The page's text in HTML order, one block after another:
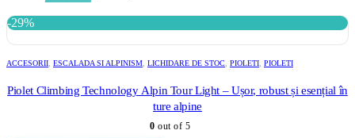
-29%
ACCESORII ESCALADA SI ALPINISM LICHIDARE DE STOC PIOLETI PIOLETI
Piolet Climbing Technology Alpin Tour Light – Ușor, robust și esențial în
ture alpine
0 out of 5